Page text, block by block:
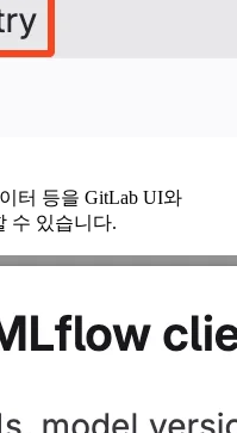
터 등을 GitLab UI와
수 있습니다.